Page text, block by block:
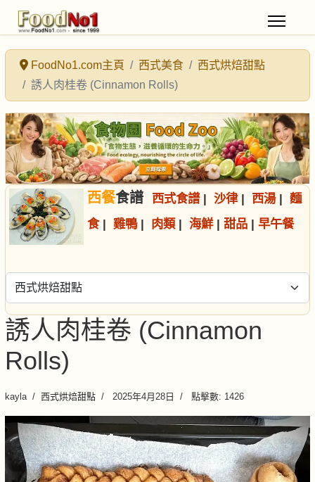
FoodNo1.com主頁 西式美食
西式烘焙甜點
誘人肉桂卷 (Cinnamon Rolls)
西餐食譜 西式食譜| 沙律| 西湯| 麵
食| 雞鴨| 肉類 | 海鮮| 甜品 | 早午餐
選擇食譜分類
誘人肉桂卷 (Cinnamon
Rolls)
kayla 西式烘焙甜點 2025年4月28日 點擊數: 1426